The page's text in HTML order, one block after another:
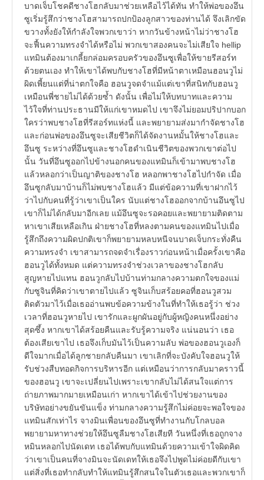
บาดเจ็บโชคดีชางโฮกลับมาช่วยเหลือไว้ได้ทัน ทำให้พ่อของอึน
ซูเริ่มรู้สึกว่าชางโฮสามารถปกป้องลูกสาวของท่านได้ จึงเลิกขัด
ขวางทั้งยังให้กำลังใจพวกเขาว่า หากวันข้างหน้าไม่ว่าชางโฮ
จะฟื้นความทรงจำได้หรือไม่ พวกเขาสองคนจะไม่เสียใจ hellip
แทมินต้องมาเกลี้ยกล่อมครอบครัวของอึนซูเพื่อให้ขายรีสอร์ท
ด้วยตนเอง ทำให้เขาได้พบกับชางโฮที่มีหน้าตาเหมือนฮอนวูไม่
ผิดเพี้ยนแต่ที่น่าตกใจคือ ฮอนวูจดจำแม้แต่เขาที่สนิทกับฮอนวู
เหมือนพี่ชายไม่ได้ด้วยซ้ำ ดังนั้น เพื่อไม่ให้บทบาทและความ
ไว้ใจที่ท่านประธานมีให้แก่เขาหมดไป เขาจึงไม่ยอมปริปากบอก
ใครว่าพบชางโฮที่รีสอร์ทแห่งนี้ และพยายามส่งมากำจัดชางโฮ
และก่อนพ่อของอึนซูจะเสียชีวิตก็ได้จัดงานหมั้นให้ชางโฮและ
อึนซู ระหว่างที่อึนซูและชางโฮดำเนินชีวิตของพวกเขาต่อไป
นั้น วันที่อึนซูออกไปข้างนอกคนของแทมินก็เข้ามาพบชางโฮ
แล้วหลอกว่าเป็นญาติของชางโฮ หลอกพาชางโฮไปกำจัด เมื่อ
อึนซูกลับมาบ้านก็ไม่พบชางโฮแล้ว มีแต่ข้อความที่เขาฝากไว้
ว่าไปกับคนที่รู้ว่าเขาเป็นใคร นับแต่ชางโฮออกจากบ้านอึนซูไป
เขาก็ไม่ได้กลับมาอีกเลย แม้อึนซูจะรอคอยและพยายามติดตาม
หาเขาเสียเหลือเกิน ฝ่ายชางโฮที่หลงตามคนของแทมินไปเมื่อ
รู้สึกถึงความผิดปกติเขาก็พยายามหลบหนีจนบาดเจ็บกระทั่งคืน
ความทรงจำ เขาสามารถจดจำเรื่องราวก่อนหน้าเมื่อครั้งเขาคือ
ฮอนวูได้ทั้งหมด แต่ความทรงจำช่วงเวลาของชางโฮกลับ
สูญหายไปแทน ฮอนวูกลับไปบ้านท่ามกลางความตกใจของแม่
กับซูจินที่คิดว่าเขาตายไปแล้ว ซูจินเก็บสร้อยคอที่ฮอนวูสวม
ติดตัวมาไว้เมื่อเธออ่านพบข้อความข้างในที่ทำให้เธอรู้ว่า ช่วง
เวลาที่ฮอนวูหายไป เขารักและผูกผันอยู่กับผู้หญิงคนหนึ่งอย่าง
สุดซึ้ง หากเขาได้สร้อยคืนและรับรู้ความจริง แน่นอนว่า เธอ
ต้องเสียเขาไป เธอจึงเก็บมันไว้เป็นความลับ พ่อของฮอนวูเองก็
ดีใจมากเมื่อได้ลูกชายกลับคืนมา เขาเลิกที่จะบังคับใจฮอนวูให้
รับช่วงสืบทอดกิจการบริหารอีก แต่เหมือนว่าการกลับมาคราวนี้
ของฮอนวู เขาจะเปลี่ยนไปเพราะเขากลับไม่ได้สนใจแต่การ
ถ่ายภาพมากมายเหมือนเก่า หากเขาได้เข้าไปช่วยงานของ
บริษัทอย่างขยันขันแข็ง ท่ามกลางความรู้สึกไม่ค่อยจะพอใจของ
แทมินสักเท่าไร จางมินเพื่อนของอึนซูที่ทำงานกับโกลบอล
พยายามหาทางช่วยให้อึนซูลืมชางโฮเสียที วันหนึ่งที่เธอถูกจาง
หมินหลอกไปนัดเดท เธอได้พบกับแทมินด้วยความเข้าใจผิดคิด
ว่าเขาเป็นคนที่จางมินจะนัดเดทให้เธอจึงไปพูดไม่ค่อยดีกับเขา
แต่สิ่งที่เธอทำกลับทำให้แทมินรู้สึกสนใจในตัวเธอและพวกเขาก็